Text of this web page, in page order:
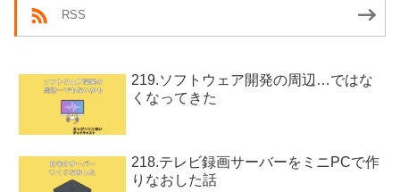
RSS
219.ソフトウェア開発の周辺…ではな
くなってきた
218.テレビ録画サーバーをミニPCで作
りなおした話